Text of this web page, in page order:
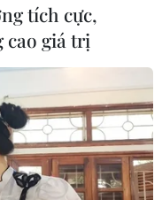
tích cực,
cao giá trị